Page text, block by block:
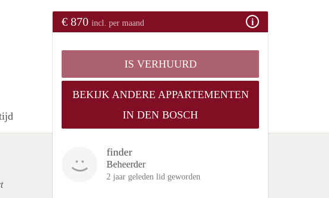
€ 870 incl. per maand
IS VERHUURD
BEKIJK ANDERE APPARTEMENTEN
IN DEN BOSCH
finder
Beheerder
2 jaar geleden lid geworden